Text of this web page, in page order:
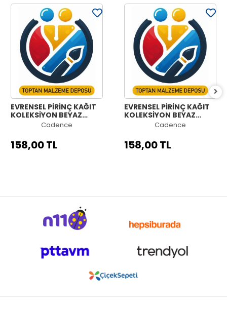
EVRENSEL PİRİNÇ KAĞIT
KOLEKSİYON BEYAZ
ZEMİN UC-180 90X90
Cadence
158,00 TL
EVRENSEL PİRİNÇ KAĞIT
KOLEKSİYON BEYAZ
ZEMİN UC-179 90X90
Cadence
158,00 TL